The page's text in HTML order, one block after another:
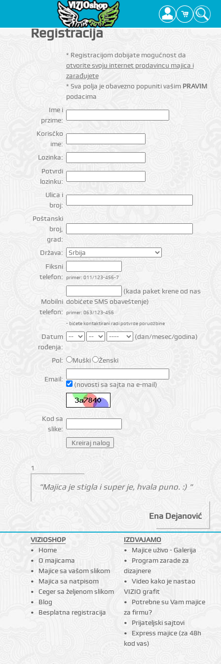
Registracija
* Registracijom dobijate mogućnost da
otvorite svoju internet prodavincu majica i
zarađujete
* Sva polja je obavezno popuniti vašim PRAVIM
podacima
Ime i
przime:
Korisčko
ime:
Lozinka:
Potvrdi
lozinku:
Ulica i
broj:
Poštanski
broj,
grad:
Država:
Fiksni
telefon:
primer: 011/123-456-7
Mobilni
telefon:
(kada paket krene od nas
dobićete SMS obaveštenje)
primer: 063/123-456
- bićete kontaktirani radi potvrde porudžbine
Datum
rođenja:
(dan/mesec/godina)
Pol: Muški Ženski
Email:
(novosti sa sajta na e-mail)
Kod sa
slike:
1
"Majica je stigla i super je, hvala puno. :) "
Ena Dejanović
VIZIOSHOP
Home
O majicama
Majice sa vašom slikom
Majica sa natpisom
Ceger sa željenom slikom
Blog
Besplatna registracija
IZDVAJAMO
Majice uživo - Galerija
Program zarade za
dizajnere
Video kako je nastao
VIZIO grafit
Potrebne su Vam majice
za firmu?
Prijateljski sajtovi
Express majice (za 48h
kod vas)